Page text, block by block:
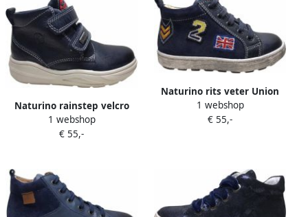
Naturino rainstep velcro
hoge sneakers Kasai navy
1 webshop
€ 55,-
Naturino rits veter Union
Jack hoge sneakers 5215
navy
1 webshop
€ 55,-